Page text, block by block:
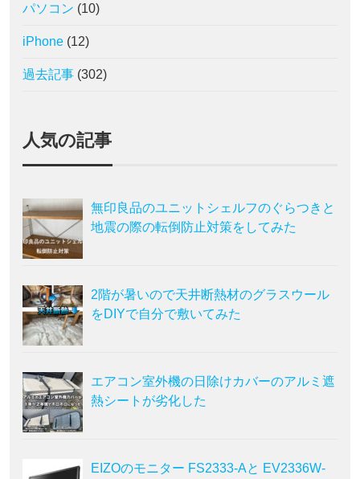
パソコン (10)
iPhone (12)
過去記事 (302)
人気の記事
無印良品のユニットシェルフのぐらつきと
地震の際の転倒防止対策をしてみた
2階が暑いので天井断熱材のグラスウール
をDIYで自分で敷いてみた
エアコン室外機の日除けカバーのアルミ遮
熱シートが劣化した
EIZOのモニター FS2333-Aと EV2336W-